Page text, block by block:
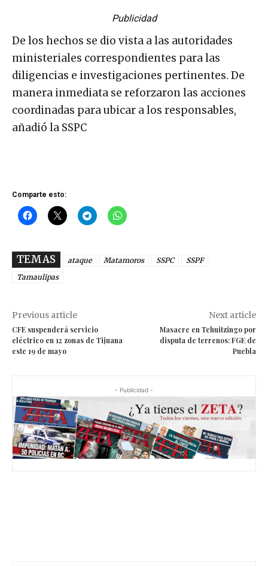
Publicidad
De los hechos se dio vista a las autoridades
ministeriales correspondientes para las
diligencias e investigaciones pertinentes. De
manera inmediata se reforzaron las acciones
coordinadas para ubicar a los responsables,
añadió la SSPC
Comparte esto:
TEMAS ataque Matamoros SSPC
SSPF
Tamaulipas
Previous article
CFE suspenderá servicio
eléctrico en 12 zonas de Tijuana
este 19 de mayo
Next article
Masacre en Tehuitzingo por
disputa de terrenos: FGE de
Puebla
- Publicidad -